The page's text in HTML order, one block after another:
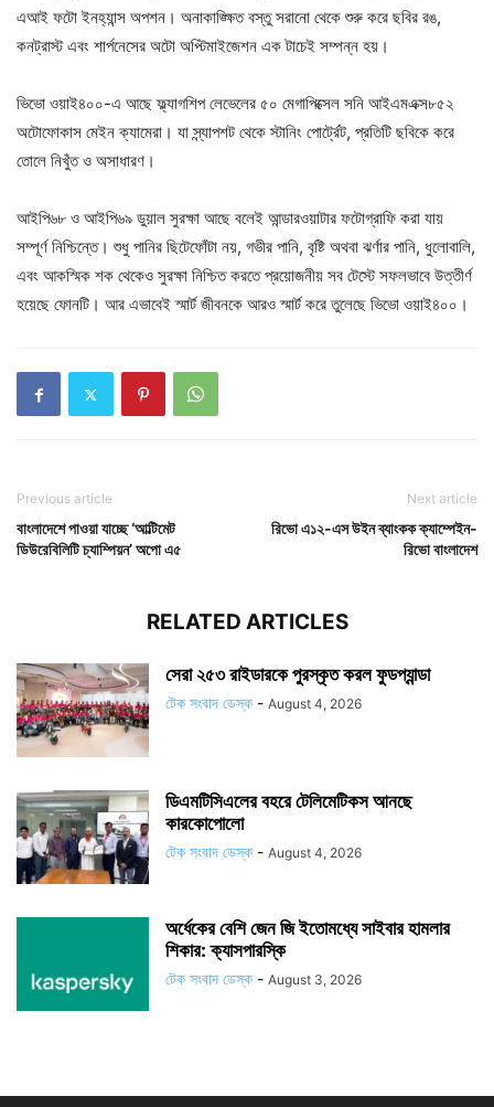
এআই ফটো ইনহ্যান্স অপশন। অনাকাঙ্ক্ষিত বস্তু সরানো থেকে শুরু করে ছবির রঙ,
কনট্রাস্ট এবং শার্পনেসের অটো অপ্টিমাইজেশন এক টাচেই সম্পন্ন হয়।
ভিভো ওয়াই৪০০-এ আছে ফ্ল্যাগশিপ লেভেলের ৫০ মেগাপিক্সেল সনি আইএমএক্স৮৫২
অটোফোকাস মেইন ক্যামেরা। যা স্ন্যাপশট থেকে স্টানিং পোর্ট্রেট, প্রতিটি ছবিকে করে
তোলে নিখুঁত ও অসাধারণ।
আইপি৬৮ ও আইপি৬৯ ডুয়াল সুরক্ষা আছে বলেই আন্ডারওয়াটার ফটোগ্রাফি করা যায়
সম্পূর্ণ নিশ্চিন্তে। শুধু পানির ছিটেফোঁটা নয়, গভীর পানি, বৃষ্টি অথবা ঝর্ণার পানি, ধুলোবালি,
এবং আকস্মিক শক থেকেও সুরক্ষা নিশ্চিত করতে প্রয়োজনীয় সব টেস্টে সফলভাবে উত্তীর্ণ
হয়েছে ফোনটি। আর এভাবেই স্মার্ট জীবনকে আরও স্মার্ট করে তুলেছে ভিভো ওয়াই৪০০।
Previous article
বাংলাদেশে পাওয়া যাচ্ছে ‘আল্টিমেট
ডিউরেবিলিটি চ্যাম্পিয়ন’ অপো এ৫
Next article
রিভো এ১২-এস উইন ব্যাংকক ক্যাম্পেইন-
রিভো বাংলাদেশ
RELATED ARTICLES
সেরা ২৫৩ রাইডারকে পুরস্কৃত করল ফুডপ্যান্ডা
টেক সংবাদ ডেস্ক - August 4, 2026
ডিএমটিসিএলের বহরে টেলিমেটিকস আনছে
কারকোপোলো
টেক সংবাদ ডেস্ক - August 4, 2026
অর্ধেকের বেশি জেন জি ইতোমধ্যে সাইবার হামলার
শিকার: ক্যাসপারস্কি
টেক সংবাদ ডেস্ক - August 3, 2026